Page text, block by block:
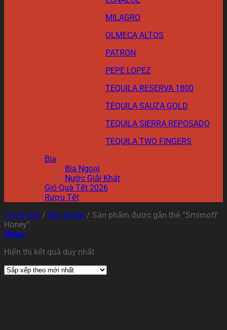
MILAGRO
OLMECA ALTOS
PATRON
PEPE LOPEZ
TEQUILA RESERVA 1800
TEQUILA SAUZA GOLD
TEQUILA SIERRA REPOSADO
TEQUILA TWO FINGERS
Bia
Bia Ngoại
Nước Giải Khát
Giỏ Quà Tết 2026
Rượu Tết
Trang chủ / Sản phẩm / Sản phẩm được gắn thẻ “Smirnoff
Honey”
Menu
Hiển thị kết quả duy nhất